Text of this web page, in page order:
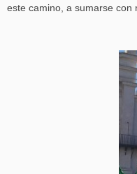
este camino, a sumarse con